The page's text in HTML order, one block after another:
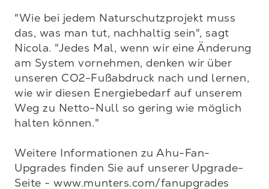
"Wie bei jedem Naturschutzprojekt muss
das, was man tut, nachhaltig sein", sagt
Nicola. "Jedes Mal, wenn wir eine Änderung
am System vornehmen, denken wir über
unseren CO2-Fußabdruck nach und lernen,
wie wir diesen Energiebedarf auf unserem
Weg zu Netto-Null so gering wie möglich
halten können."
Weitere Informationen zu Ahu-Fan-
Upgrades finden Sie auf unserer Upgrade-
Seite - www.munters.com/fanupgrades